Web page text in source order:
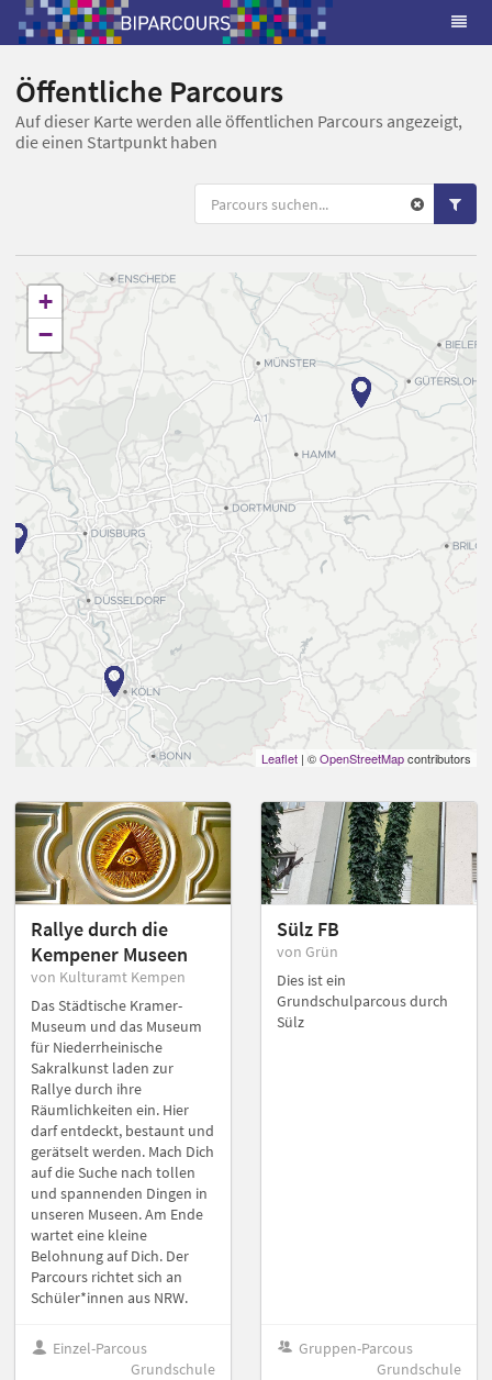
Öffentliche Parcours
Auf dieser Karte werden alle öffentlichen Parcours angezeigt,
die einen Startpunkt haben
+
−
Leaflet | ©OpenStreetMapcontributors
Rallye durch die
Kempener Museen
von Kulturamt Kempen
Das Städtische Kramer-
Museum und das Museum
für Niederrheinische
Sakralkunst laden zur
Rallye durch ihre
Räumlichkeiten ein. Hier
darf entdeckt, bestaunt und
gerätselt werden. Mach Dich
auf die Suche nach tollen
und spannenden Dingen in
unseren Museen. Am Ende
wartet eine kleine
Belohnung auf Dich. Der
Parcours richtet sich an
Schüler*innen aus NRW.
Einzel-Parcous
Grundschule
Sülz FB
von Grün
Dies ist ein
Grundschulparcous durch
Sülz
Gruppen-Parcous
Grundschule